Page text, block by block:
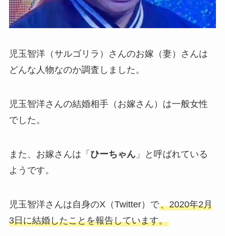
児玉智洋（サルゴリラ）さんのお嫁（妻）さんは
どんな人物なのか調査しました。
児玉智洋さんの結婚相手（お嫁さん）は一般女性
でした。
また、お嫁さんは「 ひーちゃん」と呼ばれている
ようです。
児玉智洋さんは自身のX（Twitter）で、2020年2月
3日に結婚したことを報告しています。